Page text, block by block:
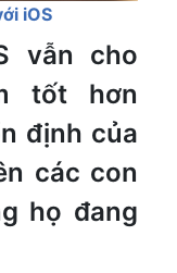
iOS
vẫn cho
tốt hơn
định của
các con
họ đang